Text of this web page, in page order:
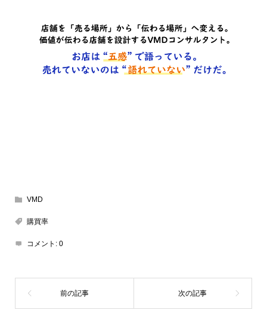
VMD
購買率
コメント: 0